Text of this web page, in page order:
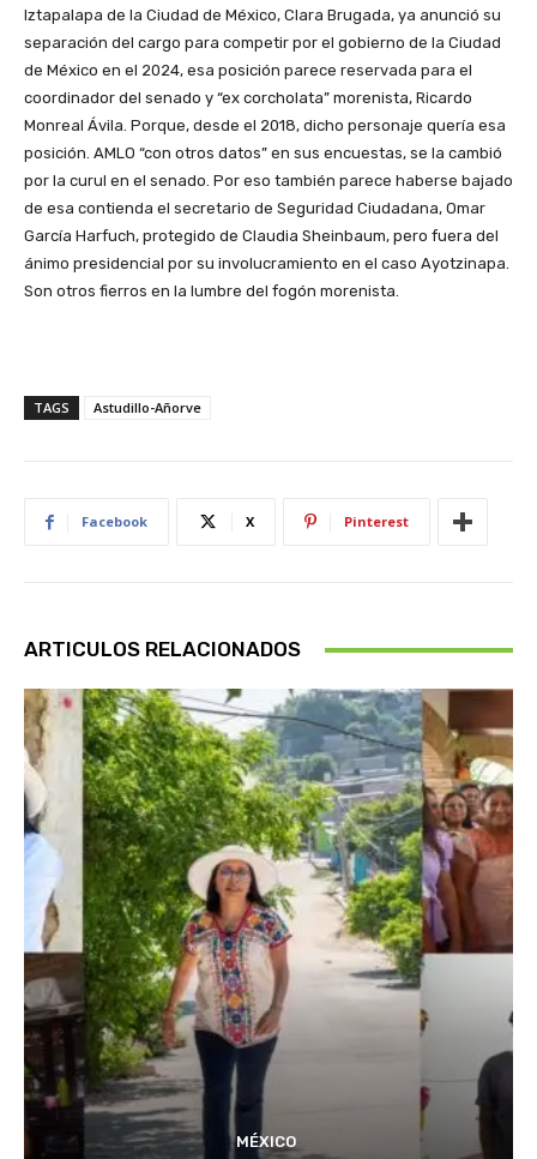
Iztapalapa de la Ciudad de México, Clara Brugada, ya anunció su
separación del cargo para competir por el gobierno de la Ciudad
de México en el 2024, esa posición parece reservada para el
coordinador del senado y “ex corcholata” morenista, Ricardo
Monreal Ávila. Porque, desde el 2018, dicho personaje quería esa
posición. AMLO “con otros datos” en sus encuestas, se la cambió
por la curul en el senado. Por eso también parece haberse bajado
de esa contienda el secretario de Seguridad Ciudadana, Omar
García Harfuch, protegido de Claudia Sheinbaum, pero fuera del
ánimo presidencial por su involucramiento en el caso Ayotzinapa.
Son otros fierros en la lumbre del fogón morenista.
TAGS Astudillo-Añorve
Facebook X Pinterest
ARTICULOS RELACIONADOS
MÉXICO